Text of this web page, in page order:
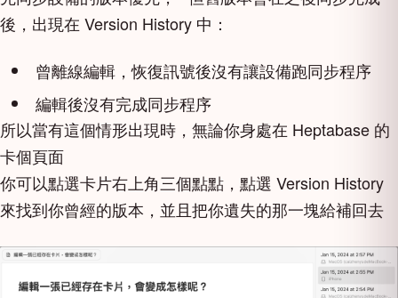
後，出現在 Version History 中：
曾離線編輯，恢復訊號後沒有讓設備跑同步程序
編輯後沒有完成同步程序
所以當有這個情形出現時，無論你身處在 Heptabase 的
卡個頁面
你可以點選卡片右上角三個點點，點選 Version History
來找到你曾經的版本，並且把你遺失的那一塊給補回去